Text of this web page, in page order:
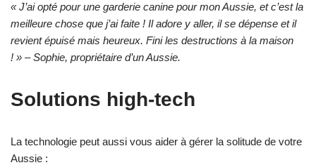
« J’ai opté pour une garderie canine pour mon Aussie, et c’est la
meilleure chose que j’ai faite ! Il adore y aller, il se dépense et il
revient épuisé mais heureux. Fini les destructions à la maison
! » – Sophie, propriétaire d’un Aussie.
Solutions high-tech
La technologie peut aussi vous aider à gérer la solitude de votre
Aussie :